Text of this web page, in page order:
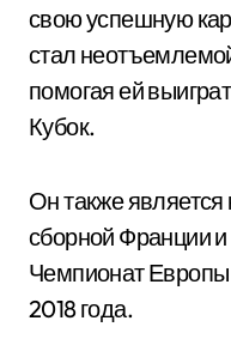
свою успешную
стал
помогая ей
Кубок.
Он также
сборной Франции
Чемпионат Европы
2018 года.